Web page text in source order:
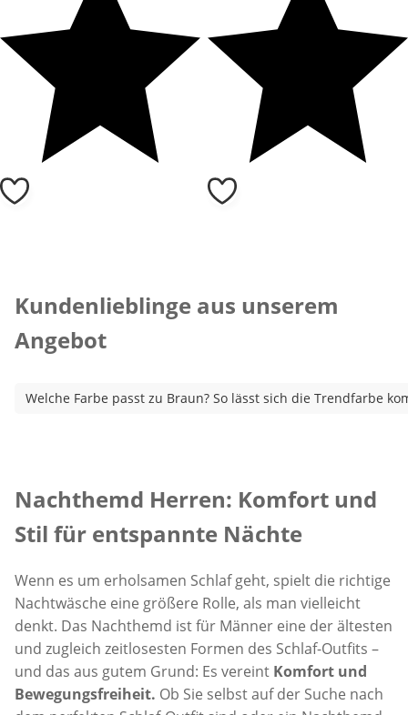
Kundenlieblinge aus unserem
Angebot
Welche Farbe passt zu Braun? So lässt sich die Trendfarbe
Nachthemd Herren: Komfort und
Stil für entspannte Nächte
Wenn es um erholsamen Schlaf geht, spielt die richtige
Nachtwäsche eine größere Rolle, als man vielleicht
denkt. Das Nachthemd ist für Männer eine der ältesten
und zugleich zeitlosesten Formen des Schlaf-Outfits –
und das aus gutem Grund: Es vereint Komfort und
Bewegungsfreiheit. Ob Sie selbst auf der Suche nach